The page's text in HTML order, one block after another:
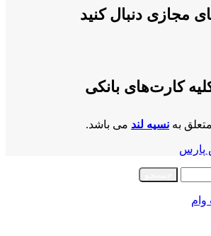
مجازی دنبال کنید
کارت‌های بانکی
به نسیه لند می باشد.
پارس
وام